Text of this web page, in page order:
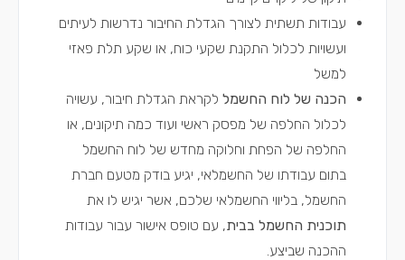
עבודות תשתית לצורך הגדלת החיבור נדרשות לעיתים
ועשויות לכלול התקנת שקעי כוח, או שקע תלת פאזי
למשל
הכנה של לוח החשמל לקראת הגדלת חיבור, עשויה
לכלול החלפה של מפסק ראשי ועוד כמה תיקונים, או
החלפה של הפחת וחלוקה מחדש של לוח החשמל
בתום עבודתו של החשמלאי, יגיע בודק מטעם חברת
החשמל, בליווי החשמלאי שלכם, אשר יגיש לו את
תוכנית החשמל בבית, עם טופס אישור עבור עבודות
ההכנה שביצע.